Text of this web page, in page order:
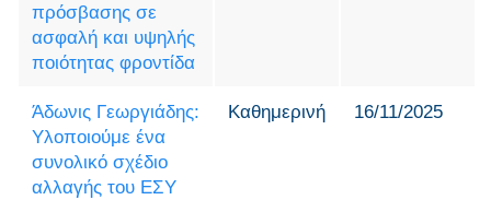
πρόσβασης σε
ασφαλή και υψηλής
ποιότητας φροντίδα
Άδωνις Γεωργιάδης:
Υλοποιούμε ένα
συνολικό σχέδιο
αλλαγής του ΕΣΥ
Καθημερινή 16/11/2025